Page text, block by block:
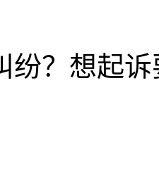
纷？想起